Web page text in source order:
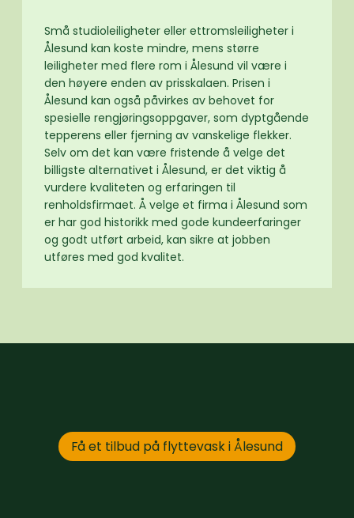
Små studioleiligheter eller ettromsleiligheter i
Ålesund kan koste mindre, mens større
leiligheter med flere rom i Ålesund vil være i
den høyere enden av prisskalaen. Prisen i
Ålesund kan også påvirkes av behovet for
spesielle rengjøringsoppgaver, som dyptgående
tepperens eller fjerning av vanskelige flekker.
Selv om det kan være fristende å velge det
billigste alternativet i Ålesund, er det viktig å
vurdere kvaliteten og erfaringen til
renholdsfirmaet. Å velge et firma i Ålesund som
er har god historikk med gode kundeerfaringer
og godt utført arbeid, kan sikre at jobben
utføres med god kvalitet.
Få et tilbud på flyttevask i Ålesund